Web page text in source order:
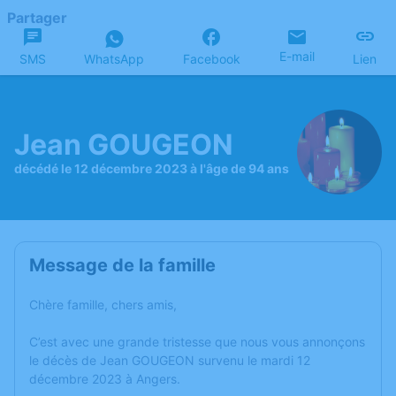
Partager
SMS WhatsApp Facebook E-mail Lien
Jean GOUGEON
décédé le 12 décembre 2023 à l'âge de 94 ans
Message de la famille
Chère famille, chers amis,
C’est avec une grande tristesse que nous vous annonçons
le décès de Jean GOUGEON survenu le mardi 12
décembre 2023 à Angers.